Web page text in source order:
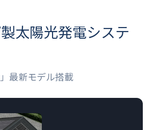
太陽光発電システ
」最新モデル搭載